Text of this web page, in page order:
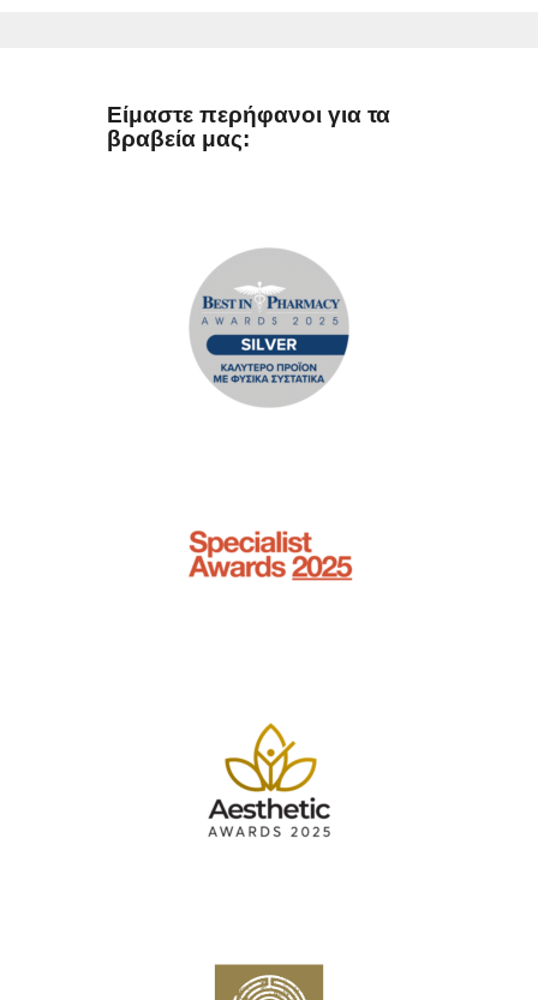
Είμαστε περήφανοι για τα
βραβεία μας: